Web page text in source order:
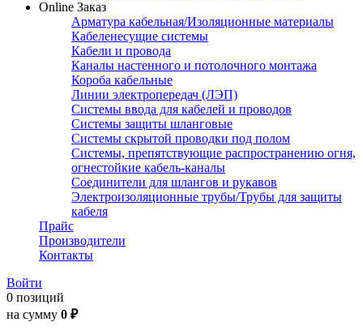
Online Заказ
Арматура кабельная/Изоляционные материалы
Кабеленесущие системы
Кабели и провода
Каналы настенного и потолочного монтажа
Короба кабельные
Линии электропередач (ЛЭП)
Системы ввода для кабелей и проводов
Системы защиты шланговые
Системы скрытой проводки под полом
Системы, препятствующие распространению огня,
огнестойкие кабель-каналы
Соединители для шлангов и рукавов
Электроизоляционные трубы/Трубы для защиты
кабеля
Прайс
Производители
Контакты
Войти
0 позиций
на сумму 0 ₽